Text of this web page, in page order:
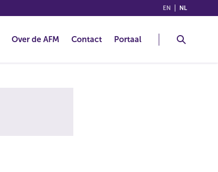
EN (ENGLISH)
NL
Over de AFM Contact Portaal